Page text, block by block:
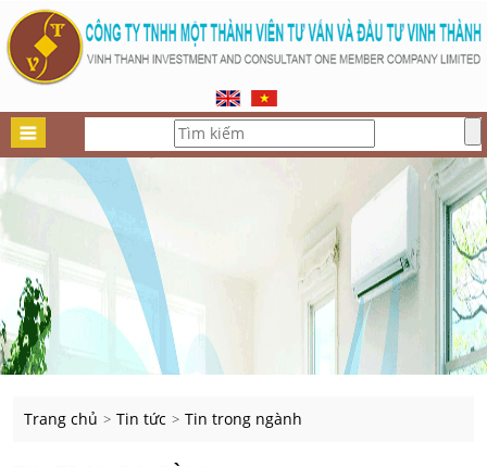
Trang chủ > Tin tức > Tin trong ngành